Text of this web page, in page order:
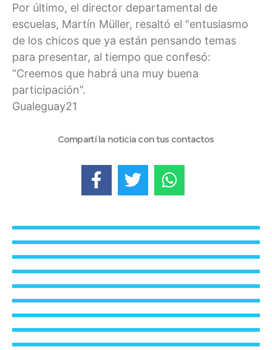
Por último, el director departamental de
escuelas, Martín Müller, resaltó el “entusiasmo
de los chicos que ya están pensando temas
para presentar, al tiempo que confesó:
“Creemos que habrá una muy buena
participación”.
Gualeguay21
Compartí la noticia con tus contactos